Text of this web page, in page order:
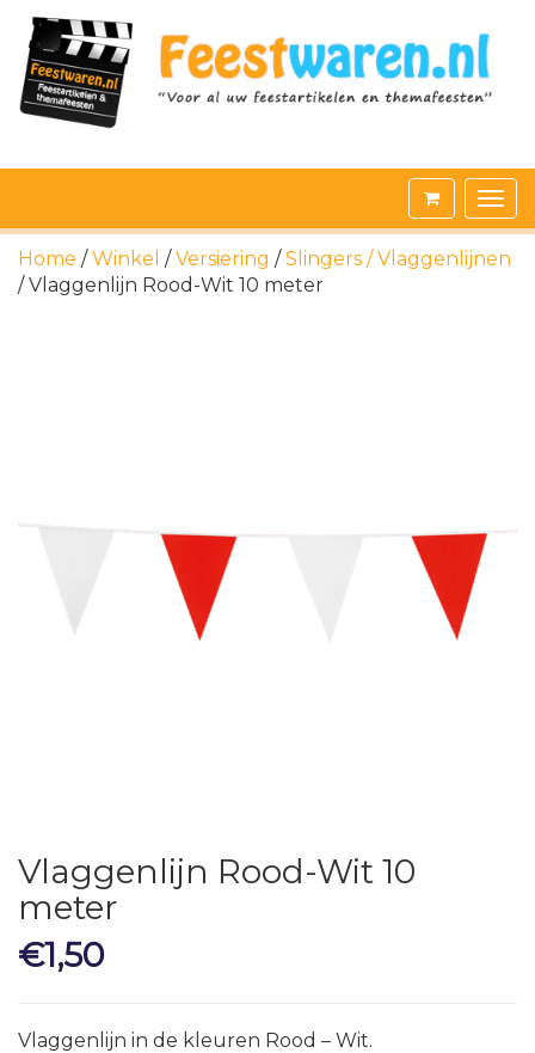
Home /Winkel /Versiering /Slingers / Vlaggenlijnen
/ Vlaggenlijn Rood-Wit 10 meter
Vlaggenlijn Rood-Wit 10
meter
€1,50
Vlaggenlijn in de kleuren Rood – Wit.